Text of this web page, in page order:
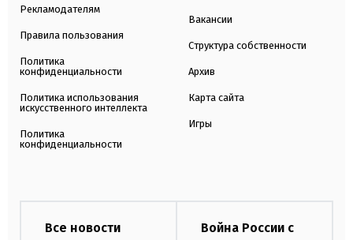
Рекламодателям
Правила пользования
Политика
конфиденциальности
Политика использования
искусственного интеллекта
Политика
конфиденциальности
Вакансии
Структура собственности
Архив
Карта сайта
Игры
Все новости
Война России с